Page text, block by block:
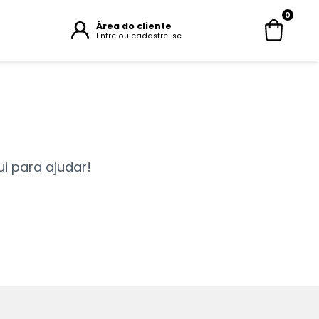
Área do cliente
Entre ou cadastre-se
0
para ajudar!